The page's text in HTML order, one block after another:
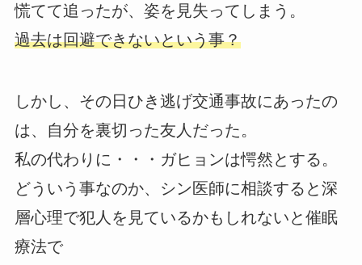
慌てて追ったが、姿を見失ってしまう。
過去は回避できないという事？
しかし、その日ひき逃げ交通事故にあったの
は、自分を裏切った友人だった。
私の代わりに・・・ガヒョンは愕然とする。
どういう事なのか、シン医師に相談すると深
層心理で犯人を見ているかもしれないと催眠
療法で